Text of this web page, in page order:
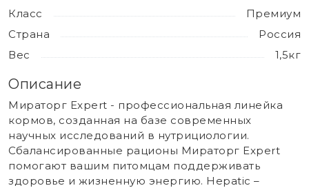
Класс
Премиум
Страна
Россия
Вес
1,5кг
Описание
Мираторг Expert - профессиональная линейка
кормов, созданная на базе современных
научных исследований в нутрициологии.
Сбалансированные рационы Мираторг Expert
помогают вашим питомцам поддерживать
здоровье и жизненную энергию. Hepatic –